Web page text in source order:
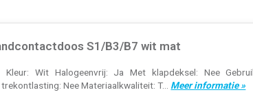
S1/B3/B7 wit mat
Kleur: Wit Halogeenvrij: Ja Met klapdeksel: Nee
Nee Materiaalkwaliteit: T... Meer informatie »